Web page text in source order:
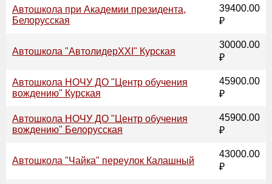
Автошкола при Академии президента,
Белорусская
39400.00
₽
Автошкола "АвтолидерХХI" Курская
30000.00
₽
Автошкола НОЧУ ДО "Центр обучения
вождению" Курская
45900.00
₽
Автошкола НОЧУ ДО "Центр обучения
вождению" Белорусская
45900.00
₽
Автошкола "Чайка" переулок Калашный
43000.00
₽